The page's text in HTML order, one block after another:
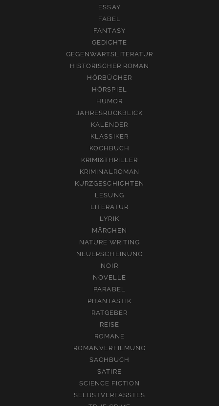
ESSAY
FABEL
FANTASY
GEDICHTE
GEGENWARTSLITERATUR
HISTORISCHER ROMAN
HÖRBÜCHER
HÖRSPIEL
HUMOR
JAHRESRÜCKBLICK
KALENDER
KLASSIKER
KOCHBUCH
KRIMI&THRILLER
KRIMINALROMAN
KURZGESCHICHTEN
LESUNG
LITERATUR
LYRIK
MÄRCHEN
NATURE WRITING
NEUERSCHEINUNG
NOIR
NOVELLE
PARABEL
PHANTASTIK
RATGEBER
REISE
ROMANE
ROMANVERFILMUNG
SACHBUCH
SATIRE
SCIENCE FICTION
SELBSTVERFASSTES